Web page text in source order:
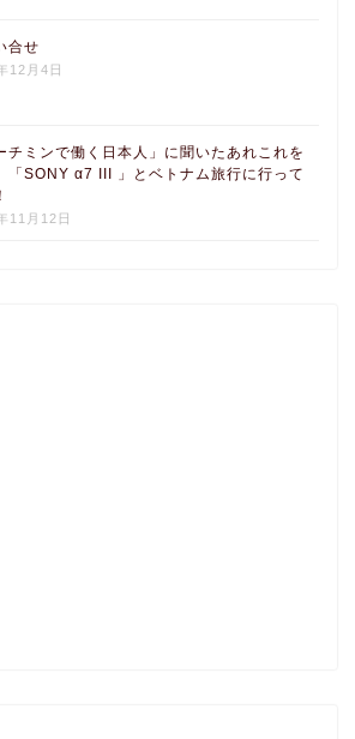
合せ
12月4日
チミンで働く日本人」に聞いたあれこれを
「SONY α7 III 」とベトナム旅行に行って
11月12日